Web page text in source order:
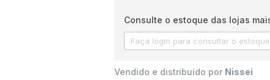
Consulte o estoque das lojas
Vendido e distribuído por Nissei